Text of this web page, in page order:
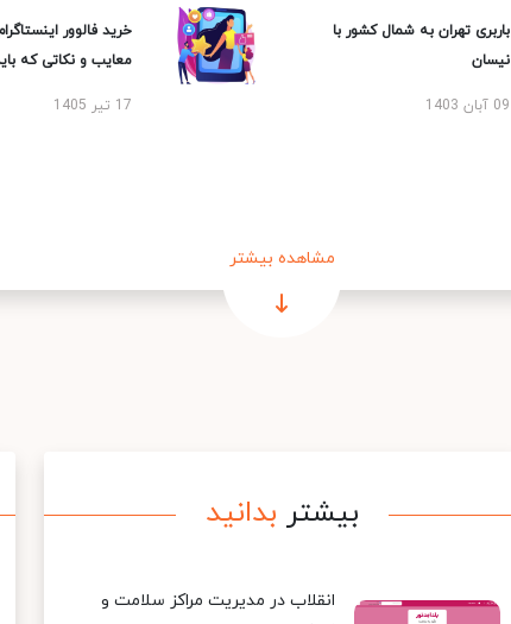
باربری تهران به شمال کشور با
نیسان
09 آبان 1403
خرید فالوور
معایب و نکاتی که
17 تیر 1405
مشاهده بیشتر
بیشتر بدانید
انقلاب در مدیریت مراکز سلامت و